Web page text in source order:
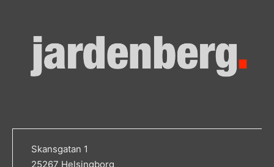
Skansgatan 1
25267 Helsingborg